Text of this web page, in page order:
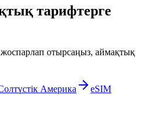
тарифтерге
жоспарлап отырсаңыз, аймақтық
Америка
eSIM